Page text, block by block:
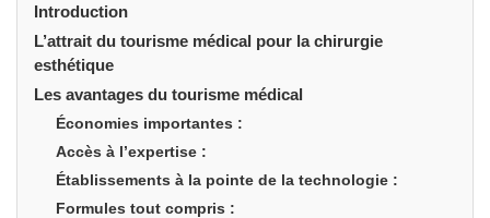
Introduction
L’attrait du tourisme médical pour la chirurgie
esthétique
Les avantages du tourisme médical
Économies importantes :
Accès à l’expertise :
Établissements à la pointe de la technologie :
Formules tout compris :